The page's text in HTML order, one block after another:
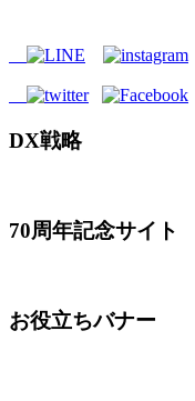
DX戦略
70周年記念サイト
お役立ちバナー